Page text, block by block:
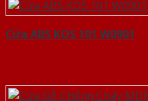
Cửa ABS KOS 101 W0901